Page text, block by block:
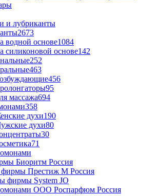
2673
водной основе1084
силиконовой основе142
252
463
456
95
массажа694
358
духи190
духи80
30
71